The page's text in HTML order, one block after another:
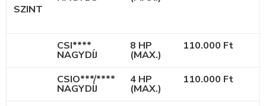
SZINT
CSI****
NAGYDÍJ
8 HP
(MAX.)
110.000 Ft
CSIO***/****
NAGYDÍJ
4 HP
(MAX.)
110.000 Ft